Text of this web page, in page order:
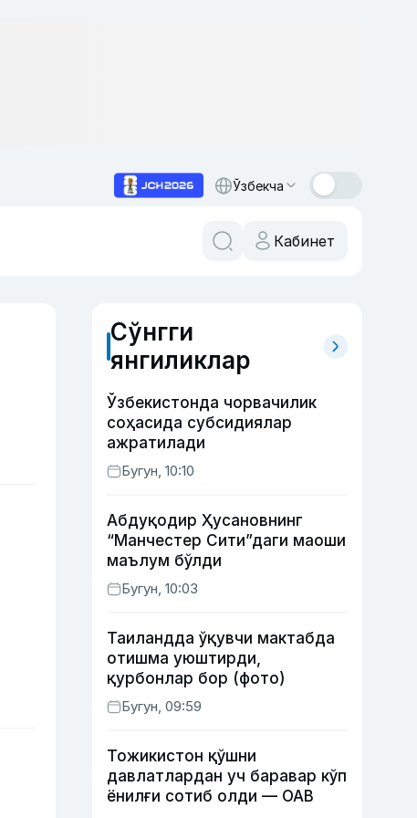
Ўзбекча
Кабинет
Сўнгги
янгиликлар
Ўзбекистонда чорвачилик
соҳасида субсидиялар
ажратилади
Бугун, 10:10
Абдуқодир Ҳусановнинг
“Манчестер Сити”даги маоши
маълум бўлди
Бугун, 10:03
Таиландда ўқувчи мактабда
отишма уюштирди,
қурбонлар бор (фото)
Бугун, 09:59
Тожикистон қўшни
давлатлардан уч баравар кўп
ёнилғи сотиб олди — ОАВ